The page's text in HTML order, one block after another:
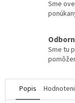
Sme
Sme tu
Popis